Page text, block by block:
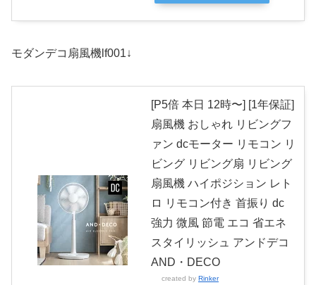
モダンデコ扇風機lf001↓
[P5倍 本日 12時〜] [1年保証]
扇風機 おしゃれ リビングフ
ァン dcモーター リモコン リ
ビング リビング扇 リビング
扇風機 ハイポジション レト
ロ リモコン付き 首振り dc
強力 微風 節電 エコ 省エネ
スタイリッシュ アンドデコ
AND・DECO
created by Rinker